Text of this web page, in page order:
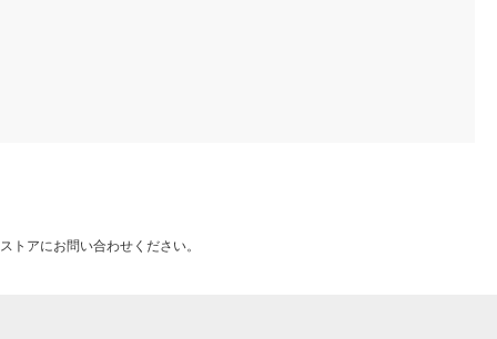
トアにお問い合わせください。